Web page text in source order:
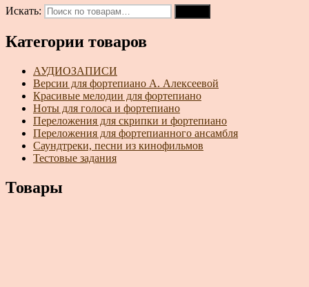
Искать:
Категории товаров
АУДИОЗАПИСИ
Версии для фортепиано А. Алексеевой
Красивые мелодии для фортепиано
Ноты для голоса и фортепиано
Переложения для скрипки и фортепиано
Переложения для фортепианного ансамбля
Саундтреки, песни из кинофильмов
Тестовые задания
Товары